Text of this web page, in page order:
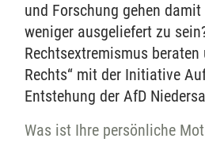
und Forschung gehen
weniger ausgeliefert zu
Rechtsextremismus
Rechts“ mit der Initiative
Entstehung der AfD
Was ist Ihre persönliche